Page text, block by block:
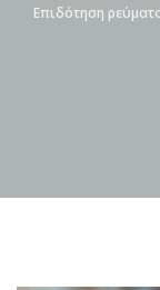
Επιδότηση